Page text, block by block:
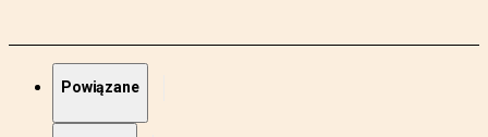
Powiązane